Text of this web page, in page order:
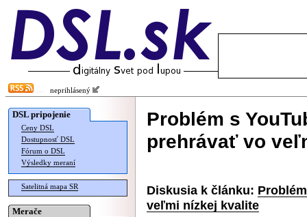
neprihlásený
DSL pripojenie
Ceny DSL
Dostupnosť DSL
Fórum o DSL
Výsledky meraní
Satelitná mapa SR
Merače
Problém s
prehrávať vo
Diskusia k článku:
veľmi nízkej kvalite